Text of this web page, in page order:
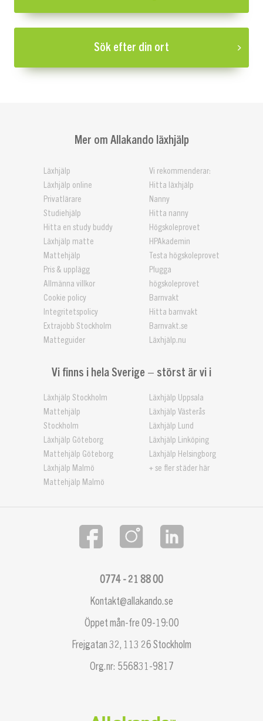
Sök efter din ort
Mer om Allakando läxhjälp
Läxhjälp
Läxhjälp online
Privatlärare
Studiehjälp
Hitta en study buddy
Läxhjälp matte
Mattehjälp
Pris & upplägg
Allmänna villkor
Cookie policy
Integritetspolicy
Extrajobb Stockholm
Matteguider
Vi rekommenderar:
Hitta läxhjälp
Nanny
Hitta nanny
Högskoleprovet
HPAkademin
Testa högskoleprovet
Plugga
högskoleprovet
Barnvakt
Hitta barnvakt
Barnvakt.se
Läxhjälp.nu
Vi finns i hela Sverige – störst är vi i
Läxhjälp Stockholm
Mattehjälp
Stockholm
Läxhjälp Göteborg
Mattehjälp Göteborg
Läxhjälp Malmö
Mattehjälp Malmö
Läxhjälp Uppsala
Läxhjälp Västerås
Läxhjälp Lund
Läxhjälp Linköping
Läxhjälp Helsingborg
+ se fler städer här
Kontakt@allakando.se
0774 - 21 88 00
Öppet mån-fre 09-19:00
Frejgatan 32, 113 26 Stockholm
Org.nr: 556831-9817